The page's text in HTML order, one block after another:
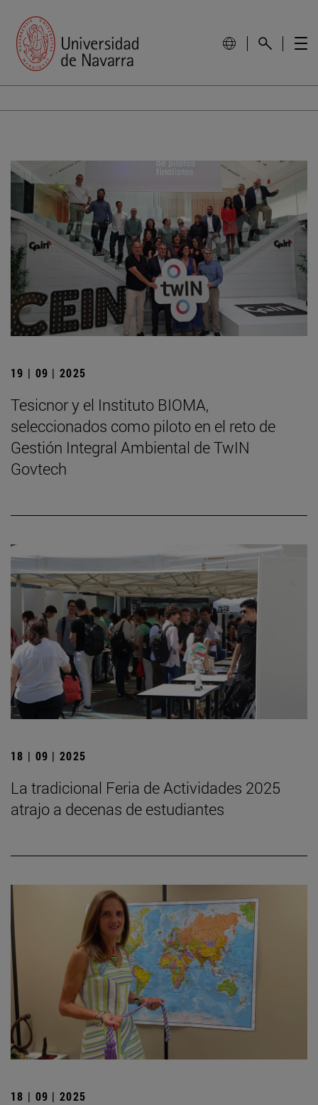
19 | 09 | 2025
Tesicnor y el Instituto BIOMA,
seleccionados como piloto en el reto de
Gestión Integral Ambiental de TwIN
Govtech
18 | 09 | 2025
La tradicional Feria de Actividades 2025
atrajo a decenas de estudiantes
18 | 09 | 2025